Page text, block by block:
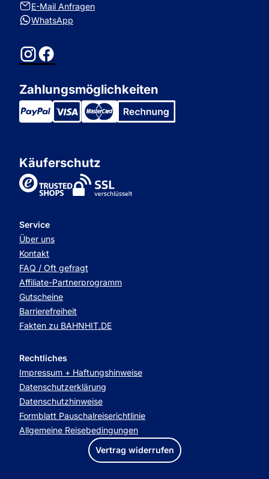
E-Mail Anfragen
WhatsApp
InstagramFacebook
Zahlungsmöglichkeiten
Käuferschutz
TrustedShops
Service
Über uns
Kontakt
FAQ / Oft gefragt
Affiliate-Partnerprogramm
Gutscheine
Barrierefreiheit
Fakten zu BAHNHIT.DE
Rechtliches
Impressum + Haftungshinweise
Datenschutzerklärung
Datenschutzhinweise
Formblatt Pauschalreiserichtlinie
Allgemeine Reisebedingungen
Vertrag widerrufen